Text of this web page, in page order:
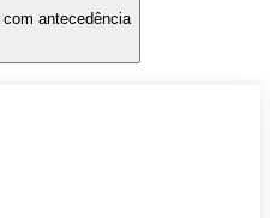
antecedência